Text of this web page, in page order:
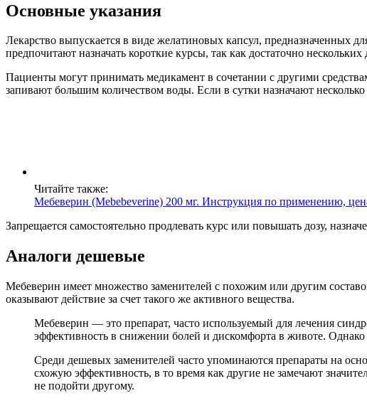
Основные указания
Лекарство выпускается в виде желатиновых капсул, предназначенных
предпочитают назначать короткие курсы, так как достаточно нескольких
Пациенты могут принимать медикамент в сочетании с другими
запивают большим количеством воды. Если в сутки назначают
Читайте также:
Мебеверин (Mebebeverine) 200 мг. Инструкция по применению,
Запрещается самостоятельно продлевать курс или повышать дозу,
Аналоги дешевые
Мебеверин имеет множество заменителей с похожим или другим
оказывают действие за счет такого же активного вещества.
Мебеверин — это препарат, часто используемый для лечения
эффективность в снижении болей и дискомфорта в животе.
Среди дешевых заменителей часто упоминаются препараты на
схожую эффективность, в то время как другие не замечают
не подойти другому.